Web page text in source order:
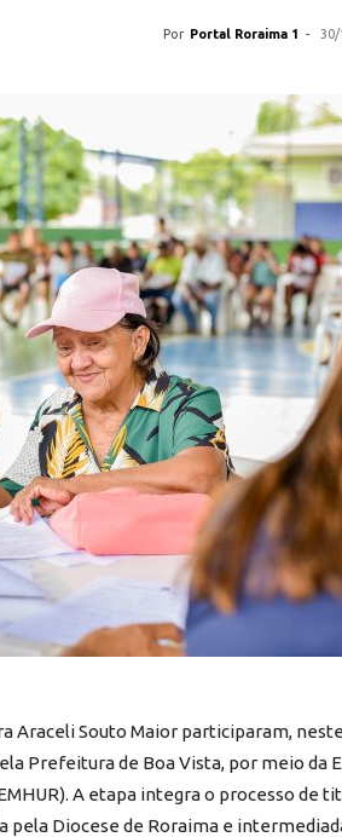
Por Portal Roraima 1 - 30/
Araceli Souto Maior participaram, neste
Prefeitura de Boa Vista, por meio da
A etapa integra o processo de
pela Diocese de Roraima e